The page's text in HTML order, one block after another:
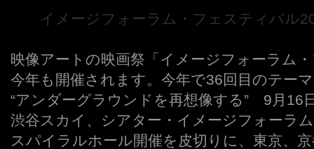
イメージフォーラム・フェスティバル
映像アートの映画祭「イメージフォーラム
今年も開催されます。今年で36回目のテー
“アンダーグラウンドを再想像する” 9月16
渋谷スカイ、シアター・イメージフォーラ
スパイラルホール開催を皮切りに、東京、